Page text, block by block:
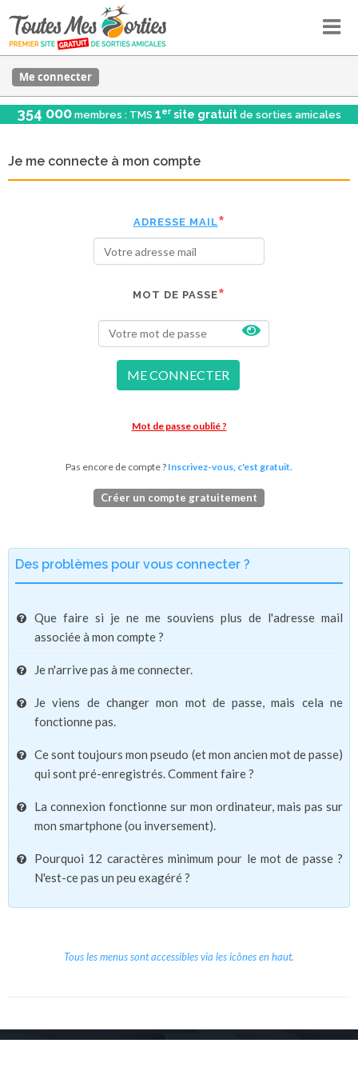
Me connecter
354 000 membres : TMS 1er site gratuit de sorties amicales
Je me connecte à mon compte
ADRESSE MAIL
MOT DE PASSE
ME CONNECTER
Mot de passe oublié ?
Pas encore de compte ? Inscrivez-vous, c'est gratuit.
Créer un compte gratuitement
Des problèmes pour vous connecter ?
Que faire si je ne me souviens plus de l'adresse mail
associée à mon compte ?
Je n'arrive pas à me connecter.
Je viens de changer mon mot de passe, mais cela ne
fonctionne pas.
Ce sont toujours mon pseudo (et mon ancien mot de passe)
qui sont pré-enregistrés. Comment faire ?
La connexion fonctionne sur mon ordinateur, mais pas sur
mon smartphone (ou inversement).
Pourquoi 12 caractères minimum pour le mot de passe ?
N'est-ce pas un peu exagéré ?
Tous les menus sont accessibles via les icônes en haut.